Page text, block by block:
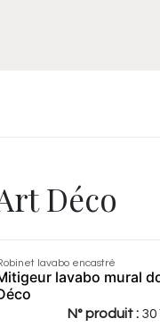
Déco
lavabo encastré
lavabo mural
N° produit :